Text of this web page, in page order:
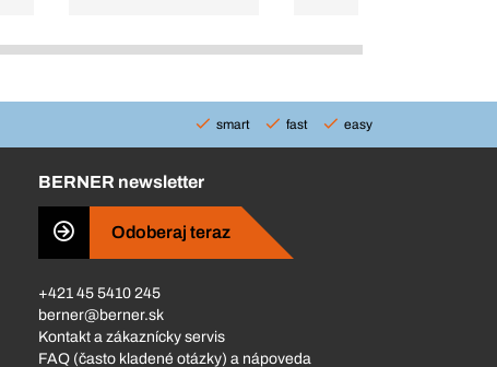
smart fast easy
BERNER newsletter
Odoberaj teraz
+421 45 5410 245
berner@berner.sk
Kontakt a zákaznícky servis
FAQ (často kladené otázky) a nápoveda